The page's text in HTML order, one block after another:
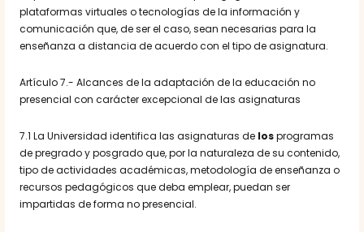
plataformas virtuales o tecnologías de la información y
comunicación que, de ser el caso, sean necesarias para la
enseñanza a distancia de acuerdo con el tipo de asignatura.
Artículo 7.- Alcances de la adaptación de la educación no
presencial con carácter excepcional de las asignaturas
7.1 La Universidad identifica las asignaturas de losprogramas
de pregrado y posgrado que, por la naturaleza de su contenido,
tipo de actividades académicas, metodología de enseñanza o
recursos pedagógicos que deba emplear, puedan ser
impartidas de forma no presencial.